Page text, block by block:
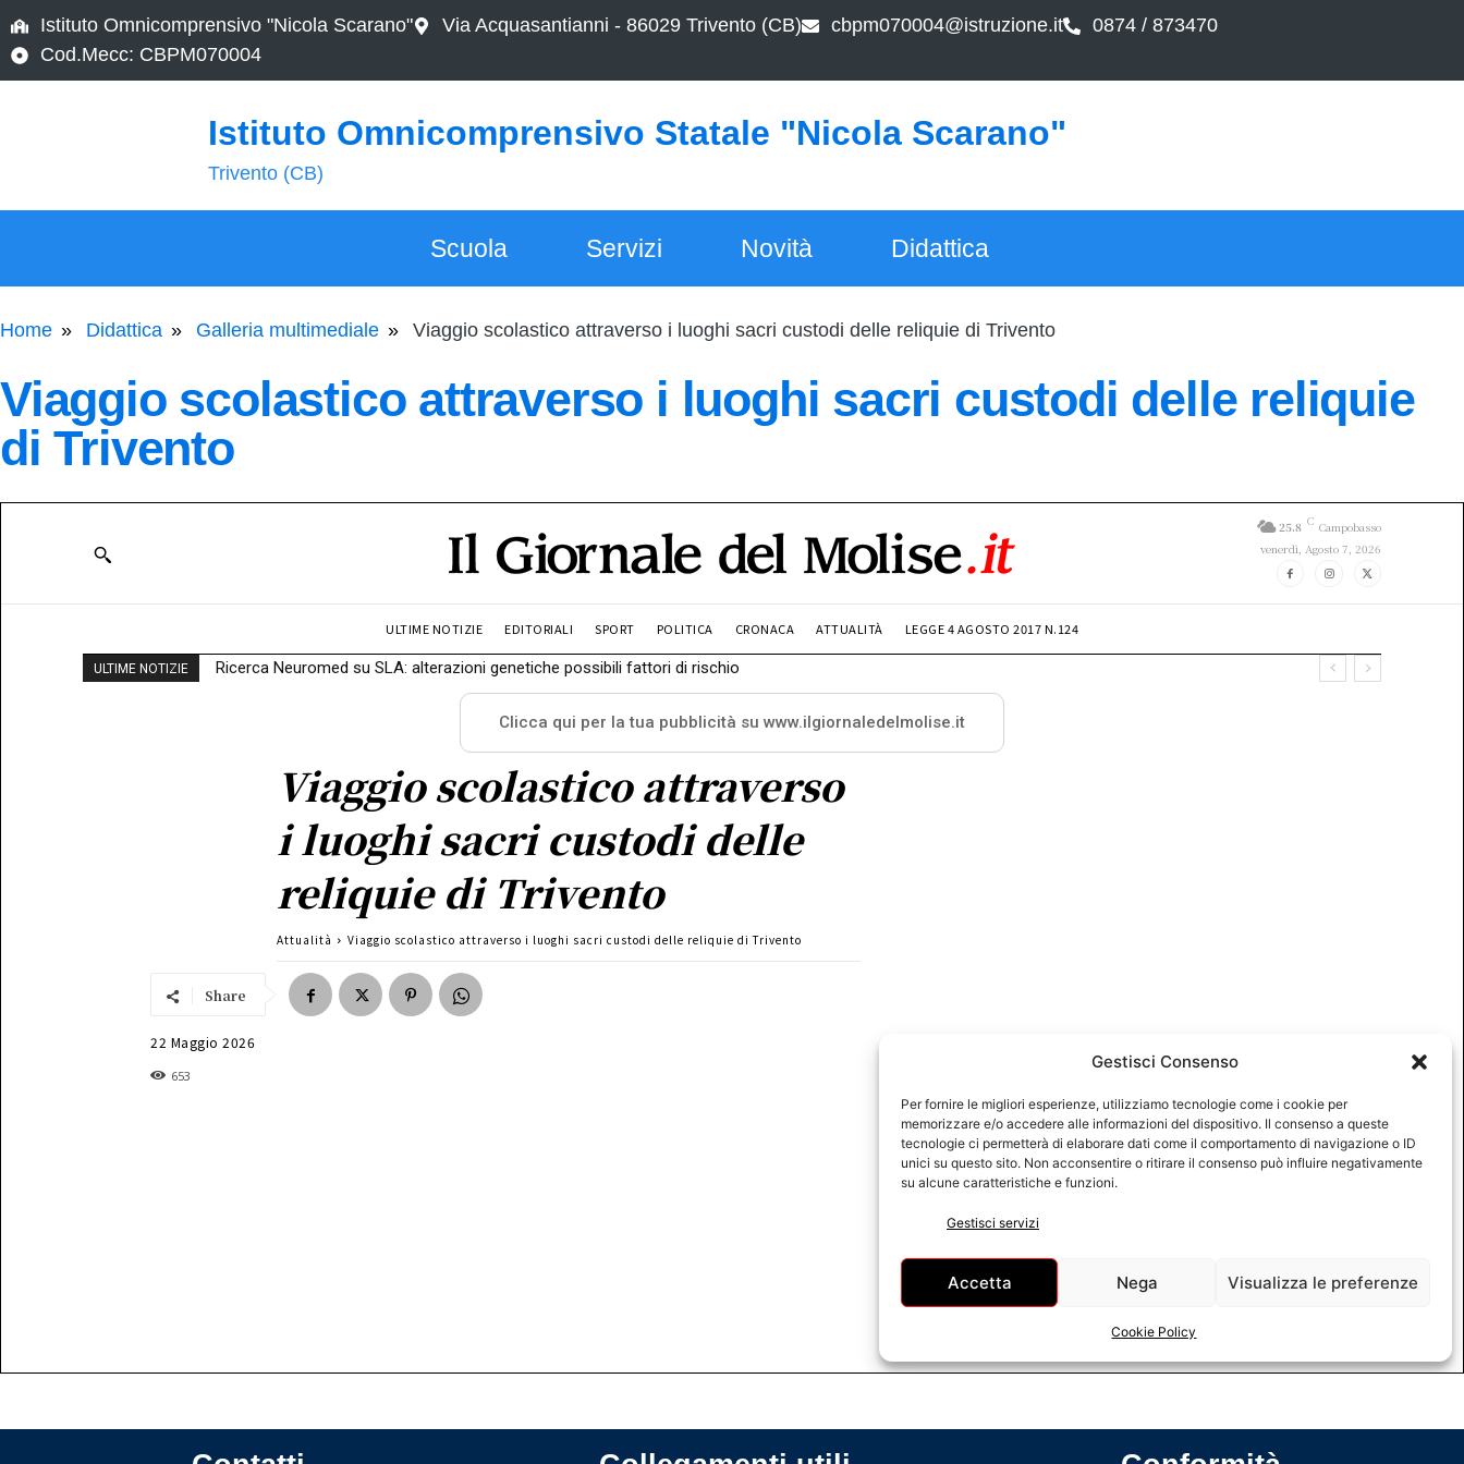
Istituto Omnicomprensivo "Nicola Scarano" Via Acquasantianni - 86029 Trivento (CB) cbpm070004@istruzione.it
0874 / 873470
Cod.Mecc: CBPM070004
Istituto Omnicomprensivo Statale "Nicola Scarano"
Trivento (CB)
Scuola Servizi Novità Didattica
Home Didattica Galleria multimediale Viaggio scolastico attraverso i luoghi sacri custodi delle reliquie di Trivento
Viaggio scolastico attraverso i luoghi sacri custodi delle reliquie
di Trivento